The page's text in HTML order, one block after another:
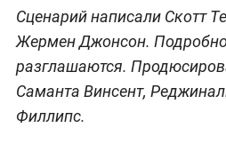
Сценарий написали Скотт
Жермен Джонсон.
разглашаются.
Саманта Винсент,
Филлипс.